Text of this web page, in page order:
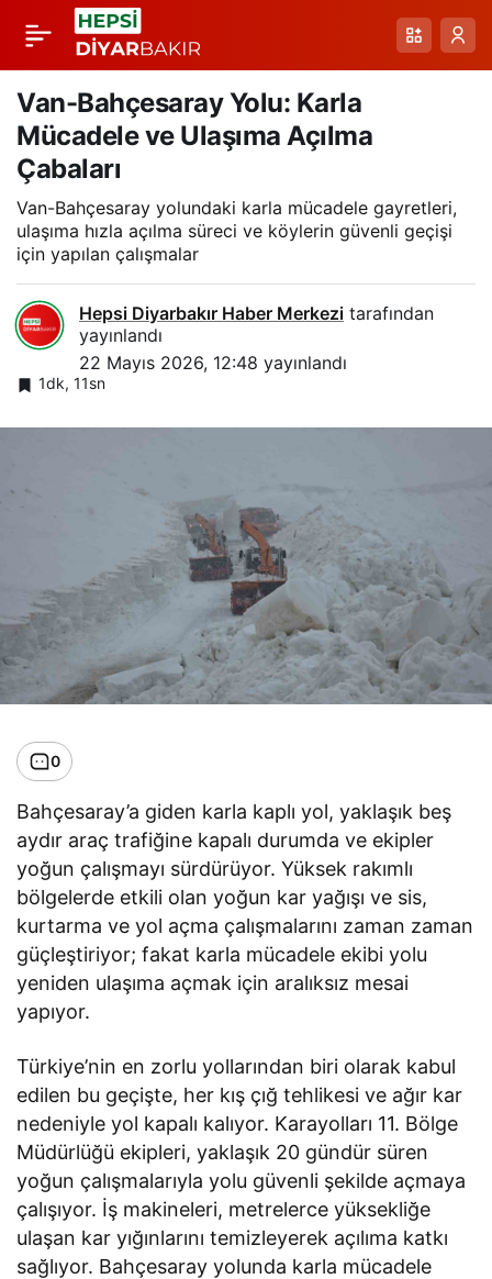
Van-Bahçesaray Yolu: Karla
Mücadele ve Ulaşıma Açılma
Çabaları
Van-Bahçesaray yolundaki karla mücadele gayretleri,
ulaşıma hızla açılma süreci ve köylerin güvenli geçişi
için yapılan çalışmalar
Hepsi Diyarbakır Haber Merkezi tarafından
yayınlandı
22 Mayıs 2026, 12:48 yayınlandı
1dk, 11sn
0
Bahçesaray’a giden karla kaplı yol, yaklaşık beş
aydır araç trafiğine kapalı durumda ve ekipler
yoğun çalışmayı sürdürüyor. Yüksek rakımlı
bölgelerde etkili olan yoğun kar yağışı ve sis,
kurtarma ve yol açma çalışmalarını zaman zaman
güçleştiriyor; fakat karla mücadele ekibi yolu
yeniden ulaşıma açmak için aralıksız mesai
yapıyor.
Türkiye’nin en zorlu yollarından biri olarak kabul
edilen bu geçişte, her kış çığ tehlikesi ve ağır kar
nedeniyle yol kapalı kalıyor. Karayolları 11. Bölge
Müdürlüğü ekipleri, yaklaşık 20 gündür süren
yoğun çalışmalarıyla yolu güvenli şekilde açmaya
çalışıyor. İş makineleri, metrelerce yüksekliğe
ulaşan kar yığınlarını temizleyerek açılıma katkı
sağlıyor. Bahçesaray yolunda karla mücadele
Karkamış ve Birecik
Barajlarında Doluluk
ve Taşkın Durumu:
Kontrollü Tahliye
Uygulaması
Paylaş